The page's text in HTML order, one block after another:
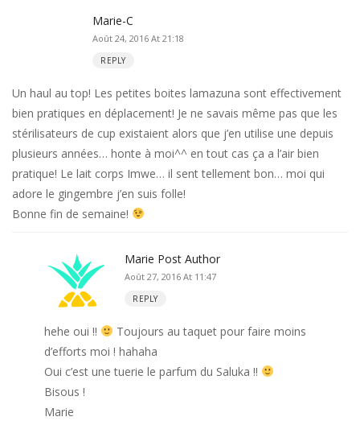
Marie-C
Août 24, 2016 At 21:18
REPLY
Un haul au top! Les petites boites lamazuna sont effectivement
bien pratiques en déplacement! Je ne savais même pas que les
stérilisateurs de cup existaient alors que j’en utilise une depuis
plusieurs années… honte à moi^^ en tout cas ça a l’air bien
pratique! Le lait corps Imwe… il sent tellement bon… moi qui
adore le gingembre j’en suis folle!
Bonne fin de semaine!
Marie Post Author
Août 27, 2016 At 11:47
REPLY
hehe oui !!
Toujours au taquet pour faire moins
d’efforts moi ! hahaha
Oui c’est une tuerie le parfum du Saluka !!
Bisous !
Marie